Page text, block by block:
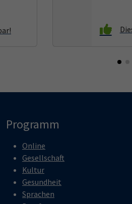
Programm
Online
Gesellschaft
Kultur
Gesundheit
Sprachen